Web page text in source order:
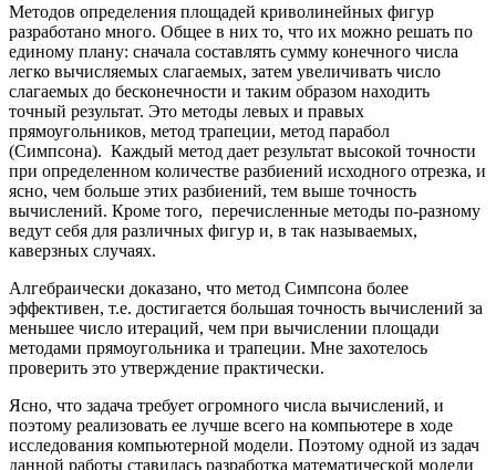
Методов определения площадей криволинейных фигур
разработано много. Общее в них то, что их можно решать по
единому плану: сначала составлять сумму конечного числа
легко вычисляемых слагаемых, затем увеличивать число
слагаемых до бесконечности и таким образом находить
точный результат. Это методы левых и правых
прямоугольников, метод трапеции, метод парабол
(Симпсона). Каждый метод дает результат высокой точности
при определенном количестве разбиений исходного отрезка, и
ясно, чем больше этих разбиений, тем выше точность
вычислений. Кроме того, перечисленные методы по-разному
ведут себя для различных фигур и, в так называемых,
каверзных случаях.
Алгебраически доказано, что метод Симпсона более
эффективен, т.е. достигается большая точность вычислений за
меньшее число итераций, чем при вычислении площади
методами прямоугольника и трапеции. Мне захотелось
проверить это утверждение практически.
Ясно, что задача требует огромного числа вычислений, и
поэтому реализовать ее лучше всего на компьютере в ходе
исследования компьютерной модели. Поэтому одной из задач
данной работы ставилась разработка математической модели